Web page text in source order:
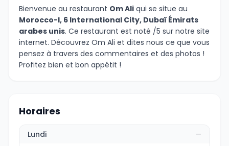
Bienvenue au restaurant Om Ali qui se situe au
Morocco-I, 6 International City, Dubaï Émirats
arabes unis. Ce restaurant est noté /5 sur notre site
internet. Découvrez Om Ali et dites nous ce que vous
pensez à travers des commentaires et des photos !
Profitez bien et bon appétit !
Horaires
Lundi
—